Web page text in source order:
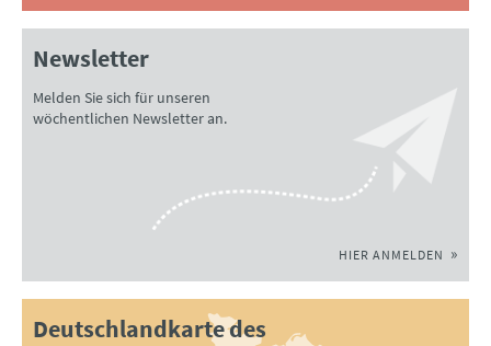
Newsletter
Melden Sie sich für unseren
wöchentlichen Newsletter an.
HIER ANMELDEN
Deutschlandkarte des